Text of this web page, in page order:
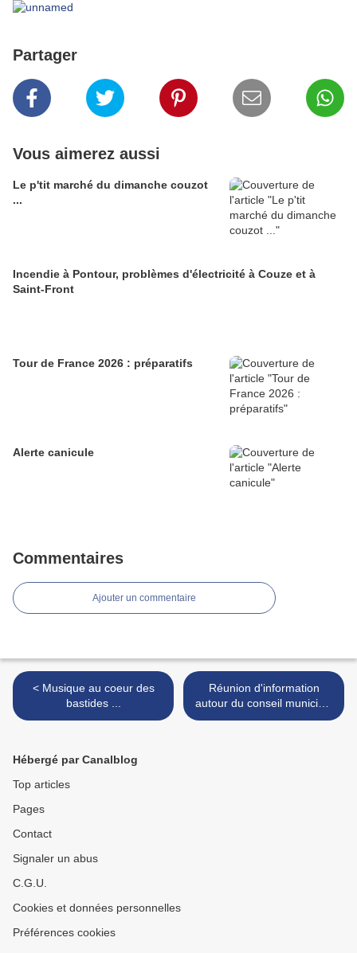
Partager
Vous aimerez aussi
Le p'tit marché du dimanche couzot
...
Incendie à Pontour, problèmes d'électricité à Couze et à
Saint-Front
Tour de France 2026 : préparatifs
Alerte canicule
Commentaires
Ajouter un commentaire
< Musique au coeur des
bastides ...
Réunion d'information
autour du conseil municipal
>
Hébergé par Canalblog
Top articles
Pages
Contact
Signaler un abus
C.G.U.
Cookies et données personnelles
Préférences cookies